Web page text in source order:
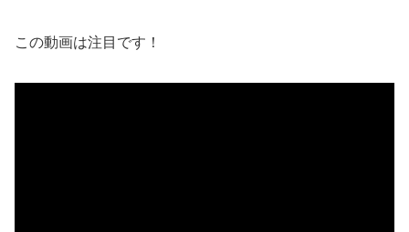
この動画は注目です！